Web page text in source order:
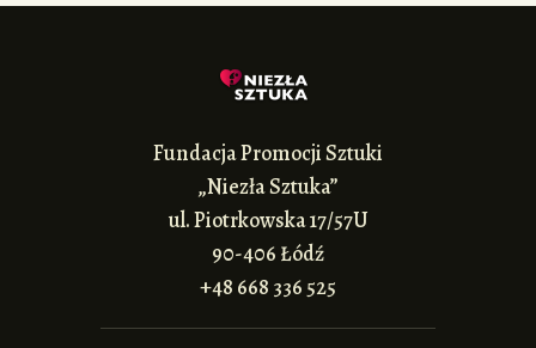
Fundacja Promocji Sztuki
„Niezła Sztuka”
ul. Piotrkowska 17/57U
90-406 Łódź
+48 668 336 525